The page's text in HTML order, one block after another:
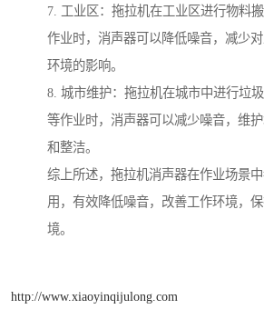
7. 工业区：拖拉机在工业区进行物料
作业时，消声器可以降低噪音，减少
环境的影响。
8. 城市维护：拖拉机在城市中进行垃
等作业时，消声器可以减少噪音，维
和整洁。
综上所述，拖拉机消声器在作业场景
用，有效降低噪音，改善工作环境，
境。
http://www.xiaoyinqijulong.com